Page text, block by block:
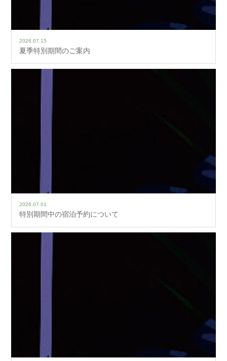
2026.07.15
夏季特別期間のご案内
2026.07.01
特別期間中の宿泊予約について